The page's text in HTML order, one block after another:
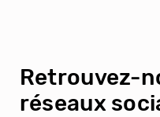
Retrouvez-
réseaux